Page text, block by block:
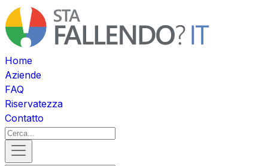
Home
Aziende
FAQ
Riservatezza
Contatto